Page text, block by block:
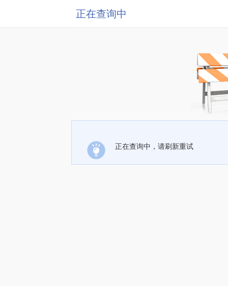
正在查询中
正在查询中，请刷新重试